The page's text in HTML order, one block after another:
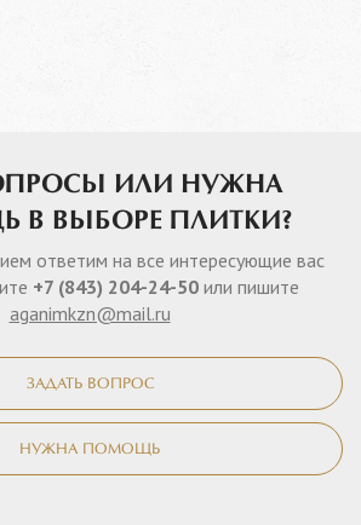
ИЛИ НУЖНА
В ВЫБОРЕ ПЛИТКИ?
ответим на все интересующие вас
+7 (843) 204-24-50 или пишите
aganimkzn@mail.ru
ЗАДАТЬ ВОПРОС
НУЖНА ПОМОЩЬ